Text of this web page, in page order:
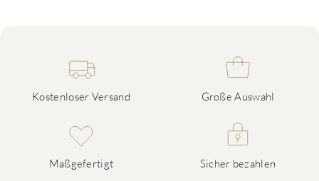
Kostenloser Versand Große Auswahl
Maßgefertigt Sicher bezahlen